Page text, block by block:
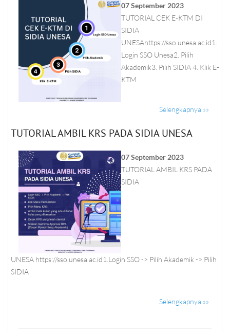
07 September 2023
TUTORIAL CEK E-KTM DI
SIDIA
UNESAhttps://sso.unesa.ac.id1.
Login SSO Unesa2. Pilih
Akademik3. Pilih SIDIA 4. Klik E-
KTM
Selengkapnya »»
TUTORIAL AMBIL KRS PADA SIDIA UNESA
07 September 2023
TUTORIAL AMBIL KRS PADA
SIDIA
UNESA https://sso.unesa.ac.id1.Login SSO -> Pilih Akademik -> Pilih
SIDIA
Selengkapnya »»